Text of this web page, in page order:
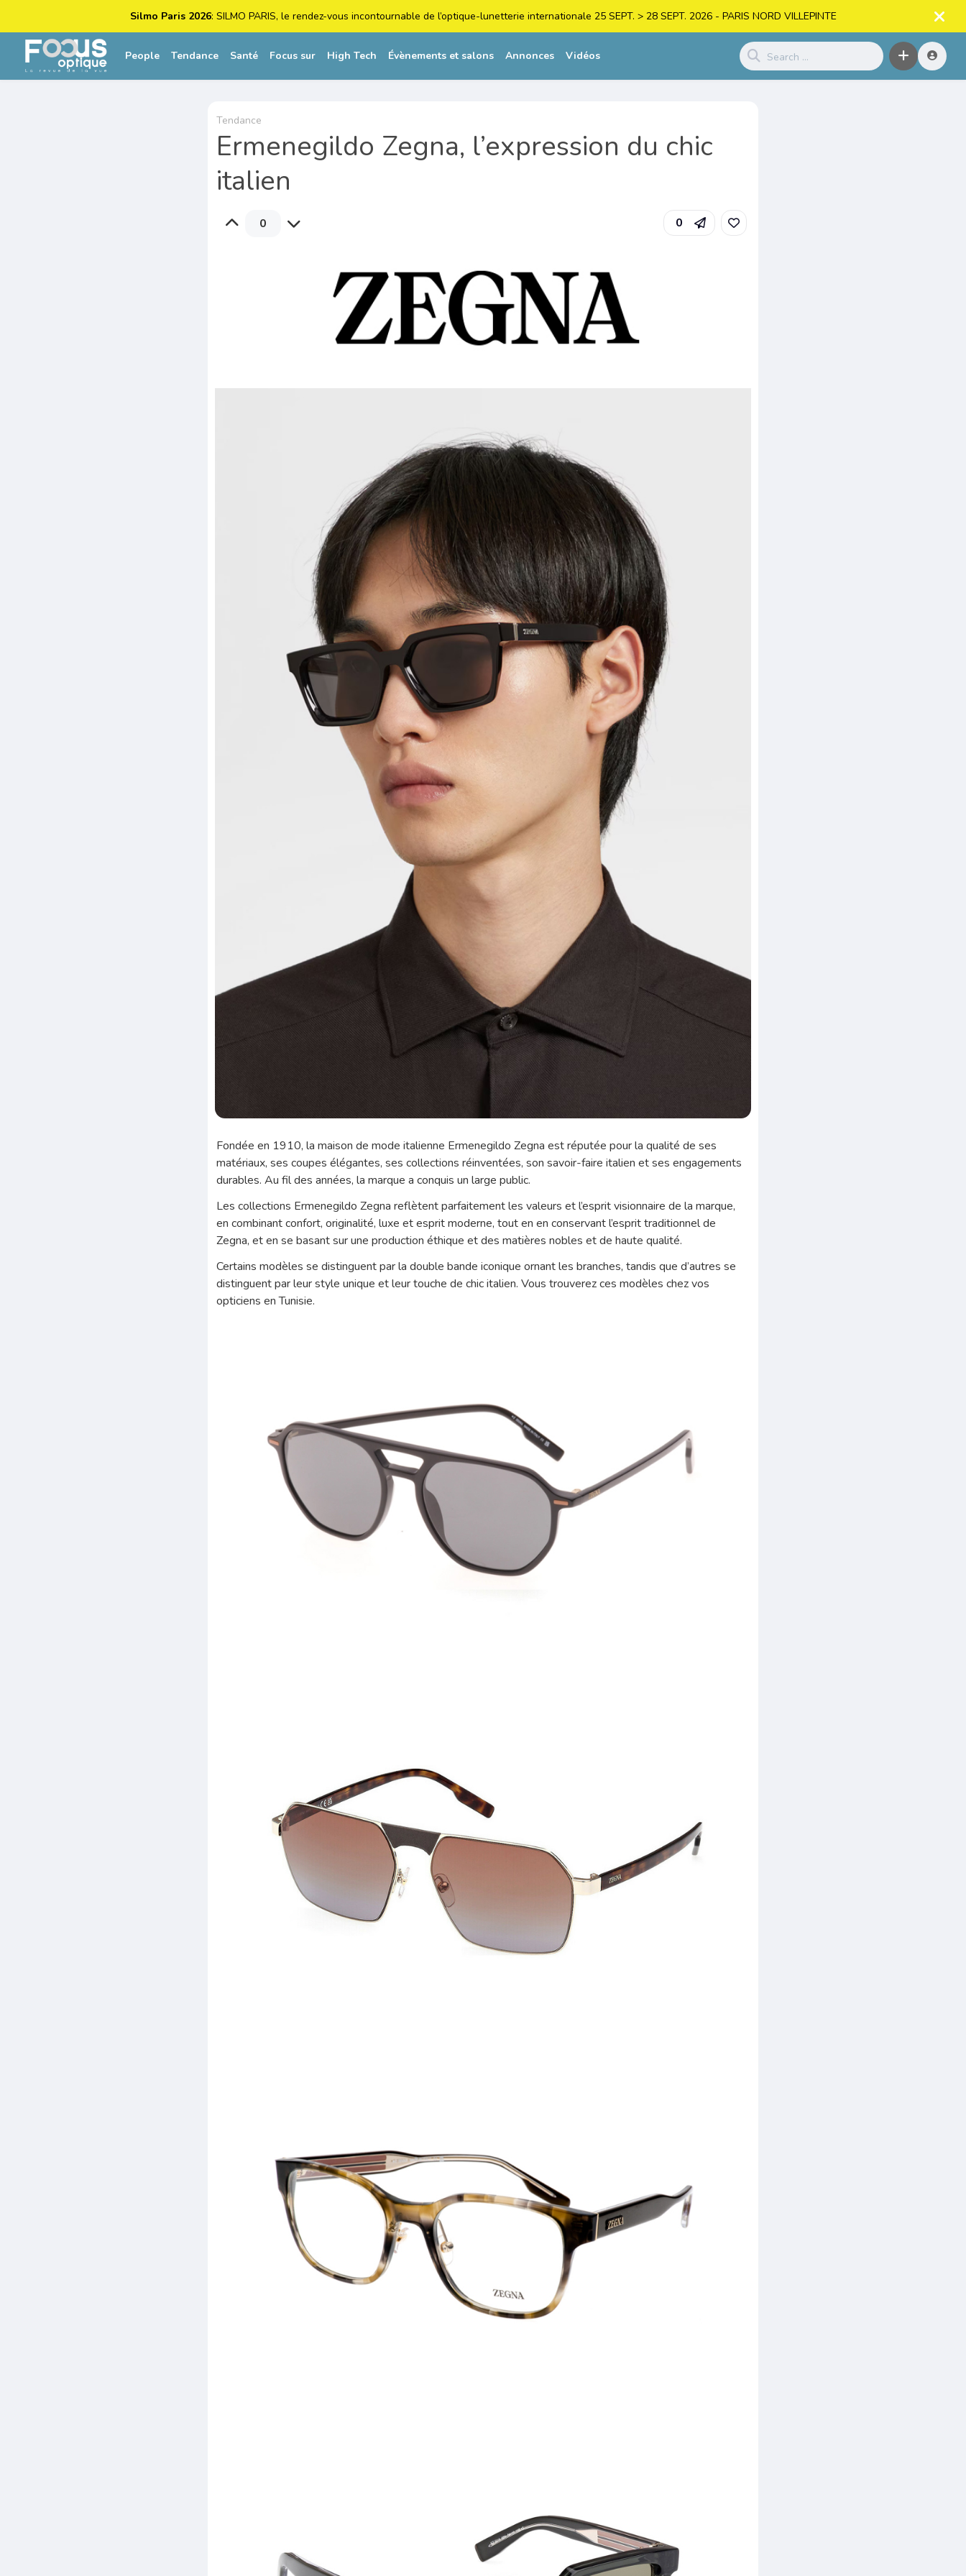
Silmo Paris 2026: SILMO PARIS, le rendez-vous incontournable de l’optique-lunetterie internationale 25 SEPT. > 28 SEPT. 2026 - PARIS NORD VILLEPINTE
People Tendance Santé Focus sur High Tech Évènements et salons Annonces Vidéos
Tendance
Ermenegildo Zegna, l’expression du chic
italien
0 0
Fondée en 1910, la maison de mode italienne Ermenegildo Zegna est réputée pour la qualité de ses
matériaux, ses coupes élégantes, ses collections réinventées, son savoir-faire italien et ses engagements
durables. Au fil des années, la marque a conquis un large public.
Les collections Ermenegildo Zegna reflètent parfaitement les valeurs et l’esprit visionnaire de la marque,
en combinant confort, originalité, luxe et esprit moderne, tout en en conservant l’esprit traditionnel de
Zegna, et en se basant sur une production éthique et des matières nobles et de haute qualité.
Certains modèles se distinguent par la double bande iconique ornant les branches, tandis que d’autres se
distinguent par leur style unique et leur touche de chic italien. Vous trouverez ces modèles chez vos
opticiens en Tunisie.